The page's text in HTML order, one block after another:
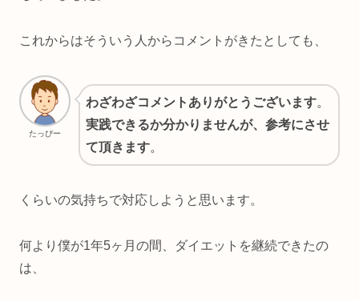
これからはそういう人からコメントがきたとしても、
たっぴー
わざわざコメントありがとうございます。
実践できるか分かりませんが、参考にさせ
て頂きます。
くらいの気持ちで対応しようと思います。
何より僕が1年5ヶ月の間、ダイエットを継続できたの
は、